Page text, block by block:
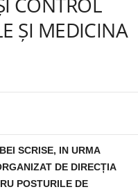
ȘI MEDICINA
SCRISE, IN URMA
DE DIRECȚIA
POSTURILE DE